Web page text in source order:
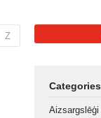
Z
Categories
Aizsargslēģi